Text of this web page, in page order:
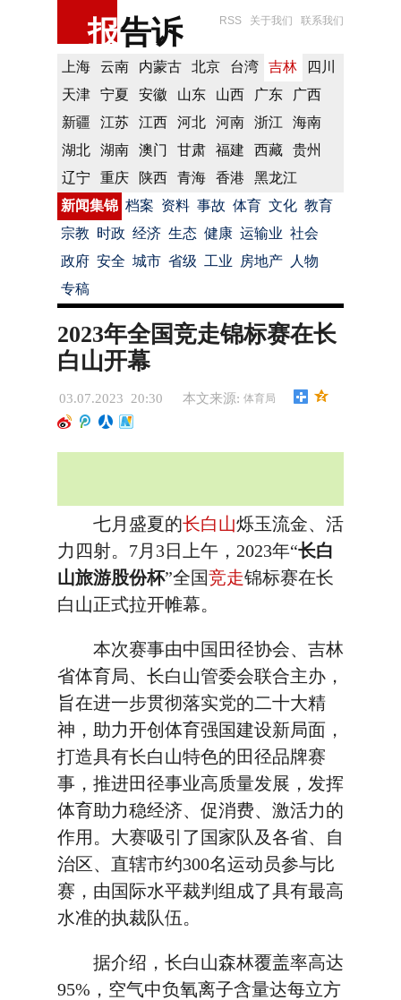
报告诉 RSS 关于我们 联系我们
上海 云南 内蒙古 北京 台湾 吉林
四川
天津
宁夏 安徽 山东 山西 广东
广西
新疆
江苏 江西 河北 河南 浙江
海南
湖北
湖南 澳门 甘肃 福建 西藏
贵州
辽宁
重庆 陕西 青海 香港
黑龙江
新闻集锦 档案 资料 事故 体育 文化 教育
宗教 时政 经济 生态 健康 运输业 社会
政府 安全 城市 省级 工业 房地产
人物
专稿
2023年全国竞走锦标赛在长
白山开幕
03.07.2023 20:30 本文来源: 体育局
七月盛夏的长白山烁玉流金、活
力四射。7月3日上午，2023年“长白
山旅游股份杯”全国竞走锦标赛在长
白山正式拉开帷幕。
本次赛事由中国田径协会、吉林
省体育局、长白山管委会联合主办，
旨在进一步贯彻落实党的二十大精
神，助力开创体育强国建设新局面，
打造具有长白山特色的田径品牌赛
事，推进田径事业高质量发展，发挥
体育助力稳经济、促消费、激活力的
作用。大赛吸引了国家队及各省、自
治区、直辖市约300名运动员参与比
赛，由国际水平裁判组成了具有最高
水准的执裁队伍。
据介绍，长白山森林覆盖率高达
95%，空气中负氧离子含量达每立方